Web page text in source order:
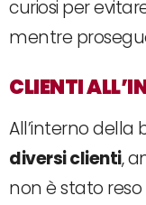
curiosi per
mentre
CLIENTI
All’interno della
diversi clienti,
non è stato